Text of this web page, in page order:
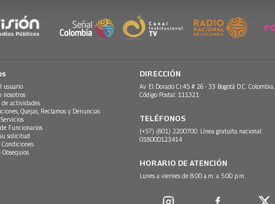
usuario
nosotros
de actividades
Quejas, Reclamos y Denuncias
Funcionarios
solicitud
Condiciones
Obsequios
DIRECCIÓN
Av. El Dorado Cr.45 # 26 - 33 Bogotá D.C. Colombia.
Código Postal: 111321
TELÉFONOS
(+57) (601) 2200700. Línea gratuita nacional:
018000123414
HORARIO DE ATENCIÓN
Lunes a viernes de 8:00 a.m. a 5:00 p.m.